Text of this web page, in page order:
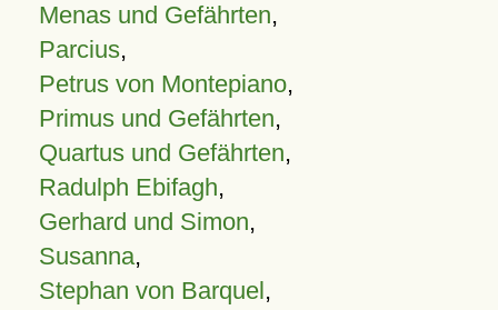
Menas und Gefährten,
Parcius,
Petrus von Montepiano,
Primus und Gefährten,
Quartus und Gefährten,
Radulph Ebifagh,
Gerhard und Simon,
Susanna,
Stephan von Barquel,